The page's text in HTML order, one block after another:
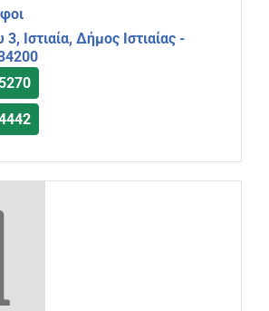
Ιστιαία, Δήμος Ιστιαίας -